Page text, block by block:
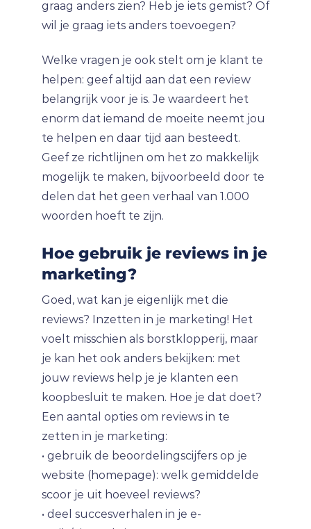
graag anders zien? Heb je iets gemist? Of
wil je graag iets anders toevoegen?
Welke vragen je ook stelt om je klant te
helpen: geef altijd aan dat een review
belangrijk voor je is. Je waardeert het
enorm dat iemand de moeite neemt jou
te helpen en daar tijd aan besteedt.
Geef ze richtlijnen om het zo makkelijk
mogelijk te maken, bijvoorbeeld door te
delen dat het geen verhaal van 1.000
woorden hoeft te zijn.
Hoe gebruik je reviews in je
marketing?
Goed, wat kan je eigenlijk met die
reviews? Inzetten in je marketing! Het
voelt misschien als borstklopperij, maar
je kan het ook anders bekijken: met
jouw reviews help je je klanten een
koopbesluit te maken. Hoe je dat doet?
Een aantal opties om reviews in te
zetten in je marketing:
• gebruik de beoordelingscijfers op je
website (homepage): welk gemiddelde
scoor je uit hoeveel reviews?
• deel succesverhalen in je e-